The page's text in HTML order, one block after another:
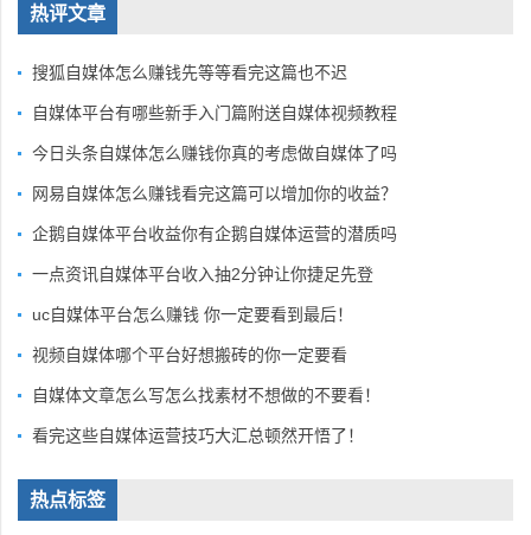
热评文章
搜狐自媒体怎么赚钱先等等看完这篇也不迟
自媒体平台有哪些新手入门篇附送自媒体视频教程
今日头条自媒体怎么赚钱你真的考虑做自媒体了吗
网易自媒体怎么赚钱看完这篇可以增加你的收益？
企鹅自媒体平台收益你有企鹅自媒体运营的潜质吗
一点资讯自媒体平台收入抽2分钟让你捷足先登
uc自媒体平台怎么赚钱 你一定要看到最后！
视频自媒体哪个平台好想搬砖的你一定要看
自媒体文章怎么写怎么找素材不想做的不要看！
看完这些自媒体运营技巧大汇总顿然开悟了！
热点标签